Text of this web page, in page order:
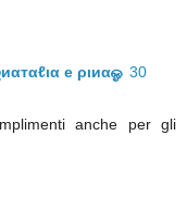
e ριиαஓ 30
anche per gli